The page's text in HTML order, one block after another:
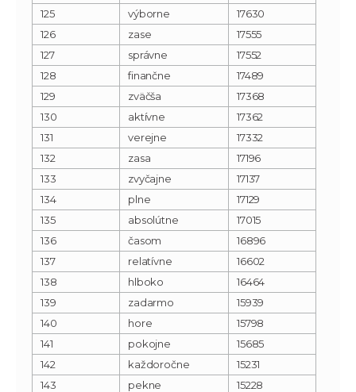
125
výborne
17630
126
zase
17555
127
správne
17552
128
finančne
17489
129
zväčša
17368
130
aktívne
17362
131
verejne
17332
132
zasa
17196
133
zvyčajne
17137
134
plne
17129
135
absolútne
17015
136
časom
16896
137
relatívne
16602
138
hlboko
16464
139
zadarmo
15939
140
hore
15798
141
pokojne
15685
142
každoročne
15231
143
pekne
15228